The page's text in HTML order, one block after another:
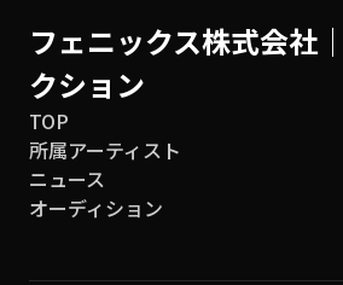
フェニックス株式会社
クション
TOP
所属アーティスト
ニュース
オーディション